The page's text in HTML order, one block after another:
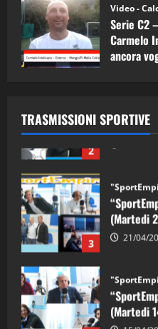
Video -
Serie C2
Carmelo
ancora
TRASMISSIONI SPORTIVE
1
(Martedi
08/05/
2 28/04/
3
(Martedi
21/04/
4
(Martedi
15/04/